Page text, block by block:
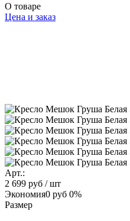
О товаре
Цена и заказ
Арт.:
2 699 руб / шт
Экономия0 руб 0%
Размер